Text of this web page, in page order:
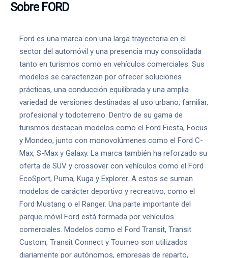
Sobre FORD
Ford es una marca con una larga trayectoria en el
sector del automóvil y una presencia muy consolidada
tanto en turismos como en vehículos comerciales. Sus
modelos se caracterizan por ofrecer soluciones
prácticas, una conducción equilibrada y una amplia
variedad de versiones destinadas al uso urbano, familiar,
profesional y todoterreno. Dentro de su gama de
turismos destacan modelos como el Ford Fiesta, Focus
y Mondeo, junto con monovolúmenes como el Ford C-
Max, S-Max y Galaxy. La marca también ha reforzado su
oferta de SUV y crossover con vehículos como el Ford
EcoSport, Puma, Kuga y Explorer. A estos se suman
modelos de carácter deportivo y recreativo, como el
Ford Mustang o el Ranger. Una parte importante del
parque móvil Ford está formada por vehículos
comerciales. Modelos como el Ford Transit, Transit
Custom, Transit Connect y Tourneo son utilizados
diariamente por autónomos, empresas de reparto,